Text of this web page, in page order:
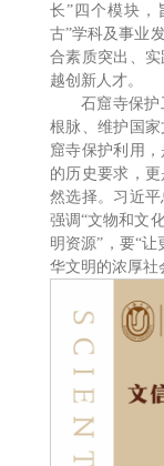
长”四个模块，
古”学科及事业
合素质突出、
越创新人才。
石窟寺保
根脉、维护国
窟寺保护利用
的历史要求，
然选择。习近
强调“文物和文
明资源”，要“
华文明的浓厚社